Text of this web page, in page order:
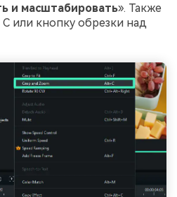
и масштабировать». Также
или кнопку обрезки над